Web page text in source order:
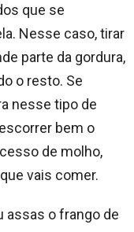
que se
Nesse caso, tirar
parte da gordura,
o resto. Se
nesse tipo de
bem o
de molho,
vais comer.
assas o frango de